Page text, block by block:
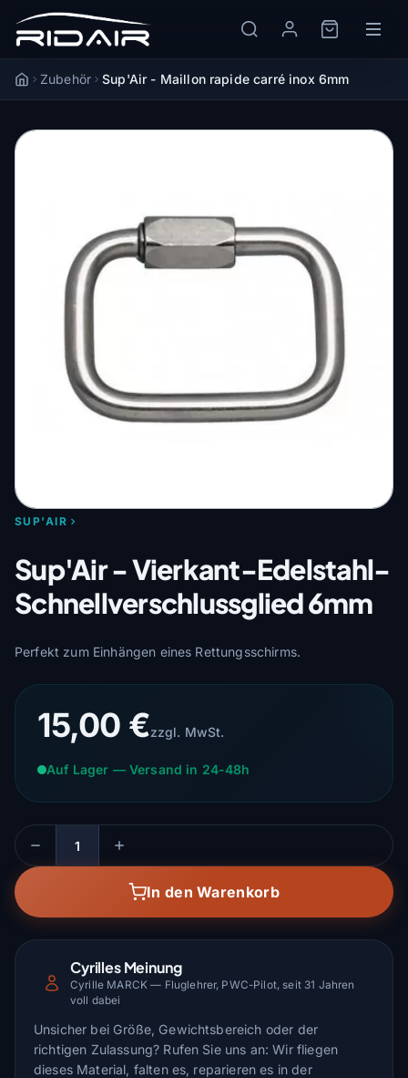
AccueilZubehör Sup'Air - Maillon rapide carré inox 6mm
SUP'AIR
Sup'Air - Vierkant-Edelstahl-
Schnellverschlussglied 6mm
Perfekt zum Einhängen eines Rettungsschirms.
15,00 €zzgl. MwSt.
Auf Lager — Versand in 24-48h
Menge
In den Warenkorb
Cyrilles Meinung
Cyrille MARCK — Fluglehrer, PWC-Pilot, seit 31 Jahren
voll dabei
Unsicher bei Größe, Gewichtsbereich oder der
richtigen Zulassung? Rufen Sie uns an: Wir fliegen
dieses Material, falten es, reparieren es in der